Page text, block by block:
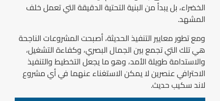
الخضراء، بل يبدأ من البنية التحتية الدقيقة التي تعمل خلف
المشهد.
ومع تطور معايير التنفيذ الحديثة، أصبحت المشروعات الناجحة
هي تلك التي تجمع بين الجمال البصري، وكفاءة التشغيل،
والاستدامة طويلة الأمد، وهو ما يجعل التخطيط والتنفيذ
الاحترافي عنصرين لا يمكن الاستغناء عنهما في أي مشروع
لاند سكيب حديث.